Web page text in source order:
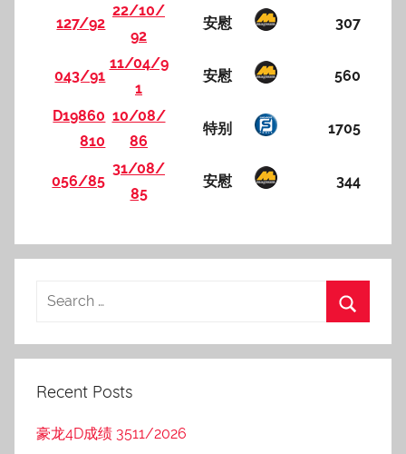
127/92
22/10/
92
安慰 307
043/91
11/04/9
1
安慰 560
D19860
810
10/08/
86
特别 1705
056/85
31/08/
85
安慰 344
Recent Posts
豪龙4D成绩 3511/2026